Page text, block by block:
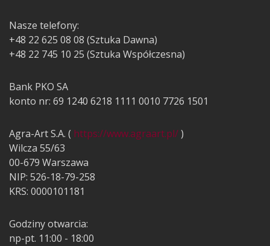
Nasze telefony:
+48 22 625 08 08 (Sztuka Dawna)
+48 22 745 10 25 (Sztuka Współczesna)
Bank PKO SA
konto nr: 69 1240 6218 1111 0010 7726 1501
Agra-Art S.A. ( https://www.agraart.pl/)
Wilcza 55/63
00-679 Warszawa
NIP: 526-18-79-258
KRS: 0000101181
Godziny otwarcia:
np-pt. 11:00 - 18:00